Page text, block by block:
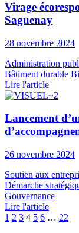
Virage
Saguenay
28 novembre 2024
Administration
Bâtiment durable
Lire l'article
Lancement
26 novembre 2024
Soutien aux
Démarche
Gouvernance
Lire l'article
1 2 3 4 5 6 … 22